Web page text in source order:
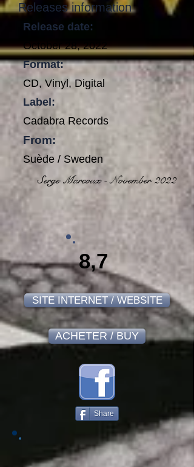
Releases information
Release date:
October 28, 2022
Format:
CD, Vinyl, Digital
Label:
Cadabra Records
From:
Suède / Sweden
Serge Marcoux - November 2022
8,7
SITE INTERNET / WEBSITE
ACHETER / BUY
Share